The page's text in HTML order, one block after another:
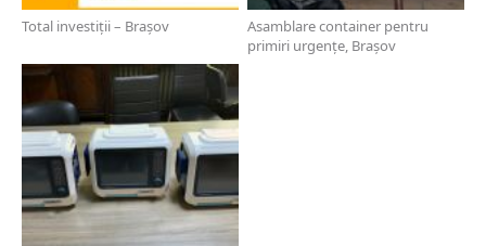
Total investiții – Brașov
Asamblare container pentru
primiri urgențe, Brașov